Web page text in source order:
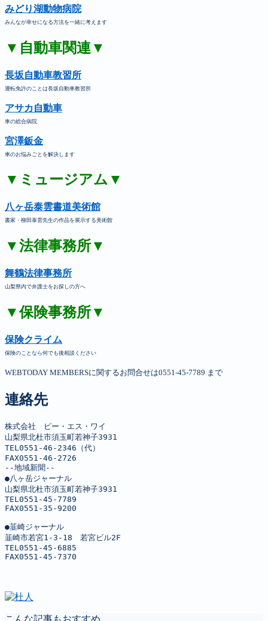
みどり湖動物病院
みんなが幸せになる方法を一緒に考えます
▼自動車関連▼
長坂自動車教習所
運転免許のことは長坂自動車教習所
アサカ自動車
車の総合病院
宮澤鈑金
車のお悩みごとを解決します
▼ミュージアム▼
八ヶ岳泰雲書道美術館
書家・柳田泰雲先生の作品を展示する美術館
▼法律事務所▼
舞鶴法律事務所
山梨県内で弁護士をお探しの方へ
▼保険事務所▼
保険クライム
保険のことなら何でも後相談ください
WEBTODAY MEMBERSに関するお問合せは0551-45-7789 まで
連絡先
株式会社　ピー・エス・ワイ
山梨県北杜市須玉町若神子3931
TEL0551-46-2346（代）
FAX0551-46-2726
--地域新聞--
●八ヶ岳ジャーナル
山梨県北杜市須玉町若神子3931
TEL0551-45-7789
FAX0551-35-9200
●韮崎ジャーナル
韮崎市若宮1-3-18　若宮ビル2F
TEL0551-45-6885
FAX0551-45-7370